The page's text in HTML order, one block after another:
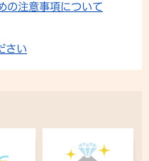
の注意事項について
さい